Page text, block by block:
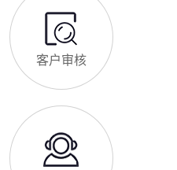
客户审核